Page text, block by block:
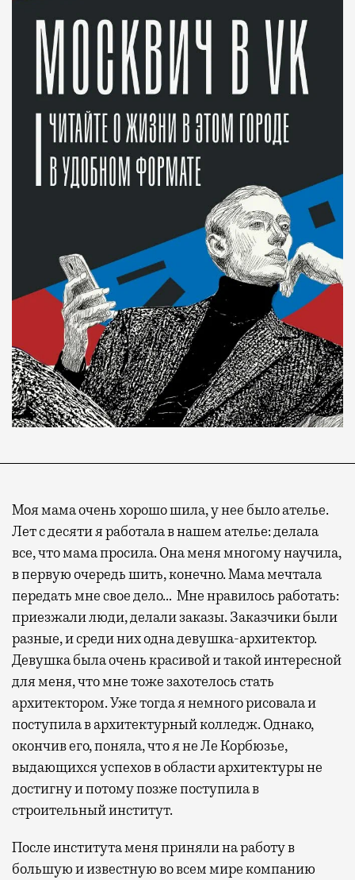
Моя мама очень хорошо шила, у нее было ателье.
Лет с десяти я работала в нашем ателье: делала
все, что мама просила. Она меня многому научила,
в первую очередь шить, конечно. Мама мечтала
передать мне свое дело… Мне нравилось работать:
приезжали люди, делали заказы. Заказчики были
разные, и среди них одна девушка-архитектор.
Девушка была очень красивой и такой интересной
для меня, что мне тоже захотелось стать
архитектором. Уже тогда я немного рисовала и
поступила в архитектурный колледж. Однако,
окончив его, поняла, что я не Ле Корбюзье,
выдающихся успехов в области архитектуры не
достигну и потому позже поступила в
строительный институт.
После института меня приняли на работу в
большую и известную во всем мире компанию